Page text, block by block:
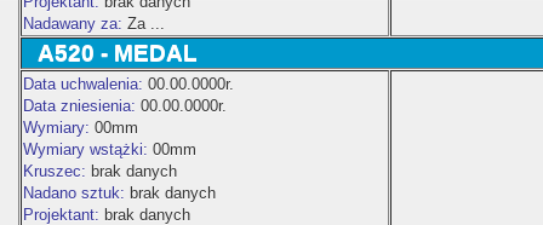
Nadawany za: Za ...
A520 - MEDAL
Data uchwalenia: 00.00.0000r.
Data zniesienia: 00.00.0000r.
Wymiary: 00mm
Wymiary wstążki: 00mm
Kruszec: brak danych
Nadano sztuk: brak danych
Projektant: brak danych